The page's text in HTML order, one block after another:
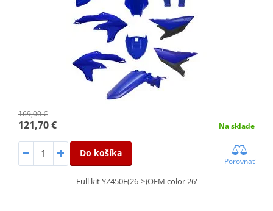
169,00 €
121,70 € Na sklade
Do košíka
Porovnať
Full kit YZ450F(26->)OEM color 26'